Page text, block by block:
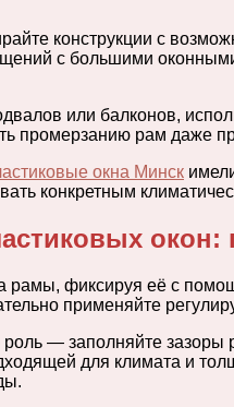
конструкции с
с большими
или балконов,
промерзанию рам даже
окна Минск
конкретным
окон:
рамы, фиксируя её с
применяйте
— заполняйте
для климата и